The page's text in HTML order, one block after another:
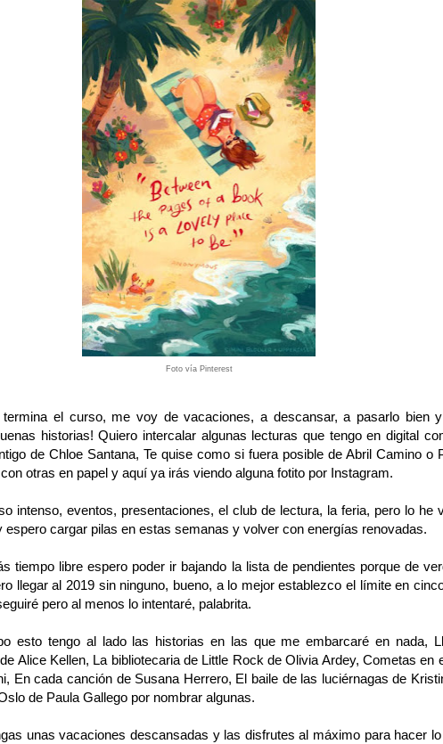
Foto vía Pinterest
termina el curso, me voy de vacaciones, a descansar, a pasarlo bien
historias! Quiero intercalar algunas lecturas que tengo en digital
de Chloe Santana, Te quise como si fuera posible de Abril Camino o
otras en papel y aquí ya irás viendo alguna fotito por Instagram.
intenso, eventos, presentaciones, el club de lectura, la feria, pero lo he
espero cargar pilas en estas semanas y volver con energías renovadas.
tiempo libre espero poder ir bajando la lista de pendientes porque de
llegar al 2019 sin ninguno, bueno, a lo mejor establezco el límite en
pero al menos lo intentaré, palabrita.
esto tengo al lado las historias en las que me embarcaré en nada,
Alice Kellen, La bibliotecaria de Little Rock de Olivia Ardey, Cometas en
En cada canción de Susana Herrero, El baile de las luciérnagas de
de Paula Gallego por nombrar algunas.
unas vacaciones descansadas y las disfrutes al máximo para hacer